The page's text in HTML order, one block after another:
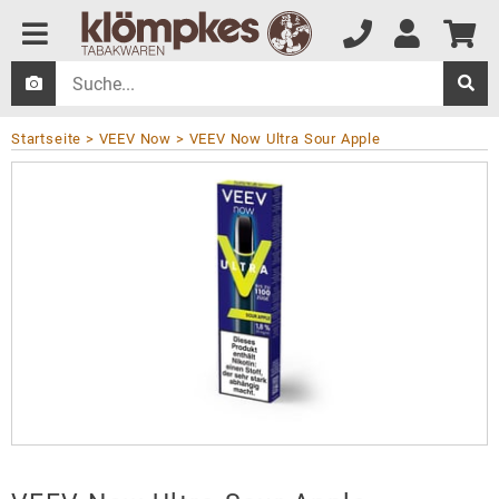
Startseite VEEV Now VEEV Now Ultra Sour Apple